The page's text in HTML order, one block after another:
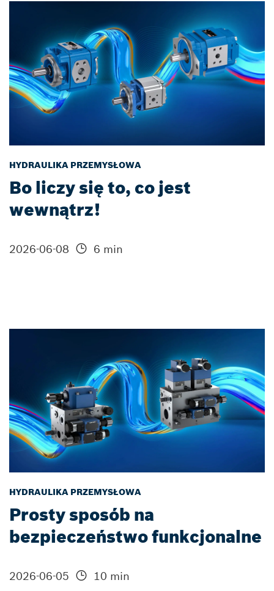
HYDRAULIKA PRZEMYSŁOWA
Bo liczy się to, co jest
wewnątrz!
2026-06-08 6 min
HYDRAULIKA PRZEMYSŁOWA
Prosty sposób na
bezpieczeństwo funkcjonalne
2026-06-05 10 min